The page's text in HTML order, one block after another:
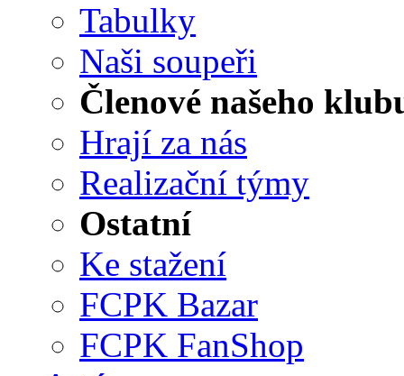
Tabulky
Naši soupeři
Členové našeho
Hrají za nás
Realizační týmy
Ostatní
Ke stažení
FCPK Bazar
FCPK FanShop